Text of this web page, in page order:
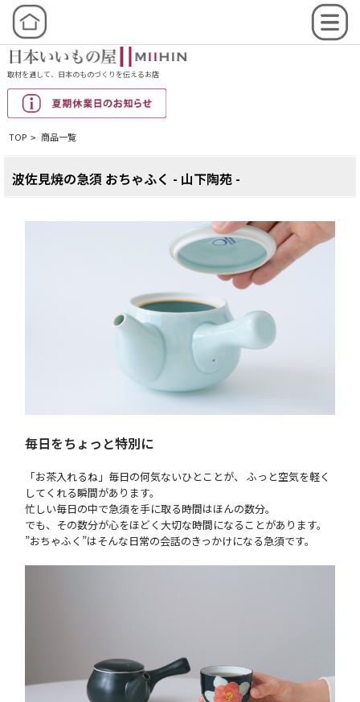
取材を通して、日本のものづくりを伝えるお店
TOP > 商品一覧
波佐見焼の急須 おちゃふく - 山下陶苑 -
毎日をちょっと特別に
「お茶入れるね」毎日の何気ないひとことが、 ふっと空気を軽く
してくれる瞬間があります。
忙しい毎日の中で急須を手に取る時間はほんの数分。
でも、その数分が心をほどく大切な時間になることがあります。
”おちゃふく”はそんな日常の会話のきっかけになる急須です。